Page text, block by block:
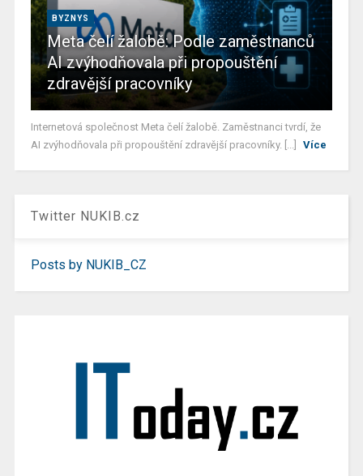
BYZNYS
Meta čelí žalobě: Podle zaměstnanců
AI zvýhodňovala při propouštění
zdravější pracovníky
Internetová společnost Meta čelí žalobě. Zaměstnanci tvrdí, že
AI zvýhodňovala při propouštění zdravější pracovníky. [...]
Více
Twitter NUKIB.cz
Posts by NUKIB_CZ